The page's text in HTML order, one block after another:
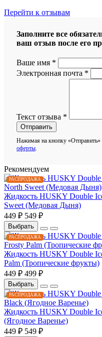
Перейти к отзывам
Заполните все
ваш отзыв после его
Ваше имя *
Электронная почта *
Текст отзыва *
Отправить
Нажимая на кнопку
оферты
Рекомендуем
РАСПРОДАЖА
Жидкость HUSKY Double
Sweet (Медовая Дыня)
449 ₽ 549 ₽
Выбрать
РАСПРОДАЖА
Жидкость HUSKY Double
Palm (Тропические фрукты)
449 ₽ 499 ₽
Выбрать
РАСПРОДАЖА
Жидкость HUSKY Double
(Ягодное Варенье)
449 ₽ 549 ₽